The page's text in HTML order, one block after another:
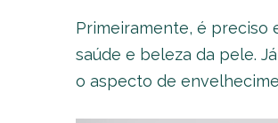
Primeiramente, é preciso
saúde e beleza da pele.
o aspecto de